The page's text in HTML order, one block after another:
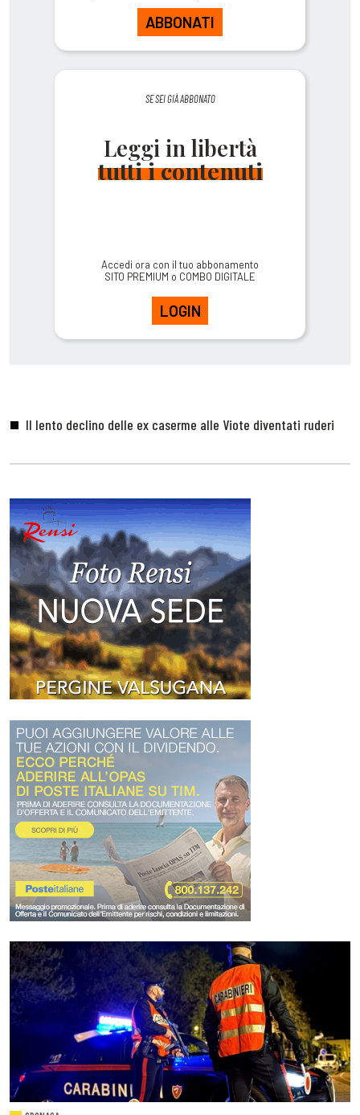
ABBONATI
SE SEI GIÀ ABBONATO
Leggi in libertà
tutti i contenuti
Accedi ora con il tuo abbonamento
SITO PREMIUM o COMBO DIGITALE
LOGIN
Il lento declino delle ex caserme alle Viote diventati ruderi